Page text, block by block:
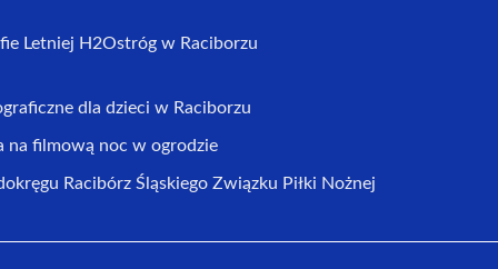
Letniej H2Ostróg w Raciborzu
dla dzieci w Raciborzu
na filmową noc w ogrodzie
Racibórz Śląskiego Związku Piłki Nożnej